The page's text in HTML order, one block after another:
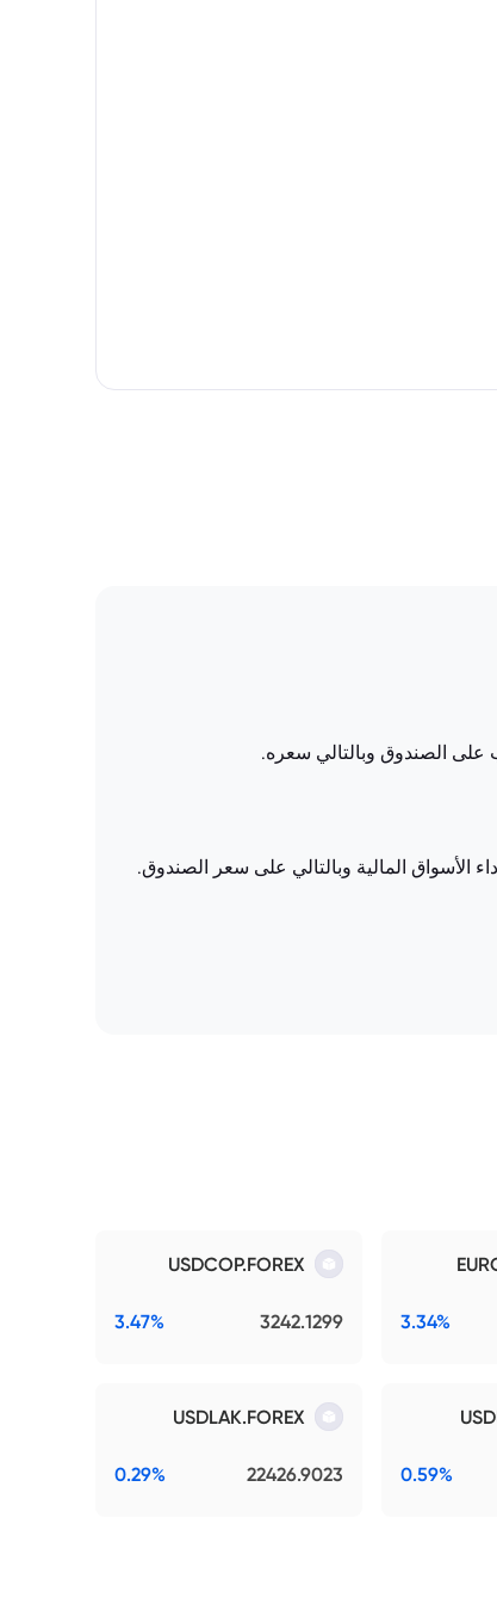
على الصندوق وبالتالي سعره.
الأسواق المالية وبالتالي على سعر الصندوق.
3.34%
USDCOP.FOREX
3242.1299
3.47%
0.59%
USDLAK.FOREX
22426.9023
0.29%